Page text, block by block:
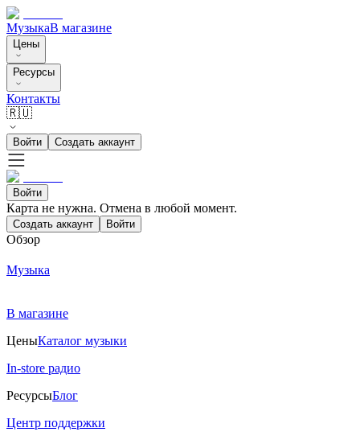
МузыкаВ магазине
Цены
Ресурсы
Контакты
🇷🇺
Войти Создать аккаунт
Войти
Карта не нужна. Отмена в любой момент.
Создать аккаунт Войти
Обзор
Музыка
В магазине
ЦеныКаталог музыки
In-store радио
РесурсыБлог
Центр поддержки